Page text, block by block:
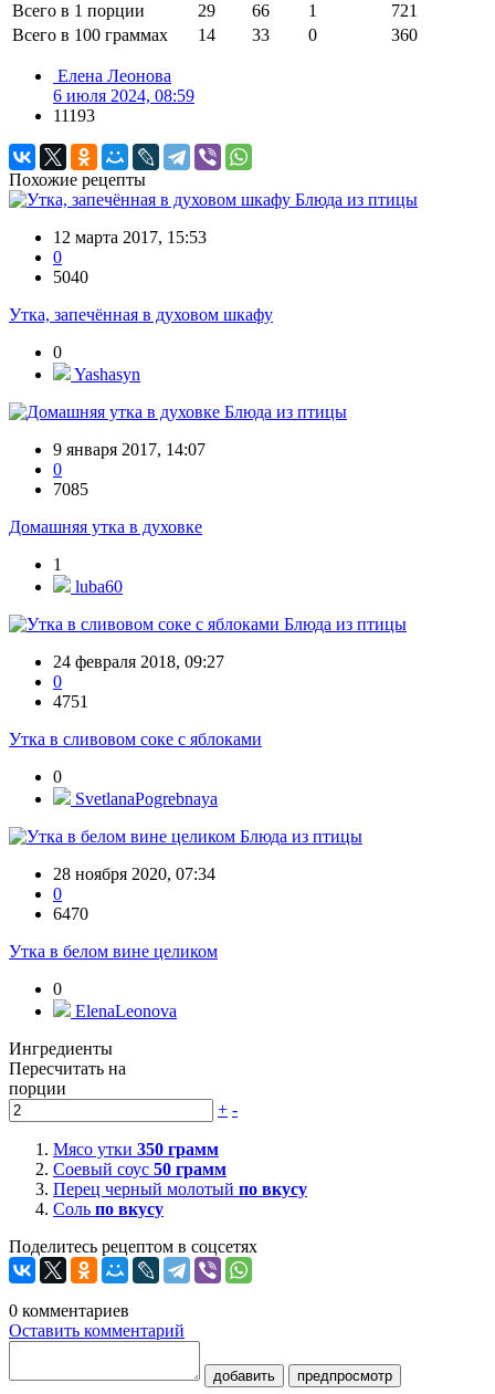
Всего в 1 порции
29 66 1
721
Всего в 100 граммах
14 33 0 360
Елена Леонова
6 июля 2024, 08:59
11193
Похожие рецепты
Блюда из птицы
12 марта 2017, 15:53
0
5040
Утка, запечённая в духовом шкафу
0
Yashasyn
Блюда из птицы
9 января 2017, 14:07
0
7085
Домашняя утка в духовке
1
luba60
Блюда из птицы
24 февраля 2018, 09:27
0
4751
Утка в сливовом соке с яблоками
0
SvetlanaPogrebnaya
Блюда из птицы
28 ноября 2020, 07:34
0
6470
Утка в белом вине целиком
0
ElenaLeonova
Ингредиенты
Пересчитать на
порции
+ -
Мясо утки 350 грамм
Соевый соус 50 грамм
Перец черный молотый по вкусу
Соль по вкусу
Поделитесь рецептом в соцсетях
0 комментариев
Оставить комментарий
добавить предпросмотр